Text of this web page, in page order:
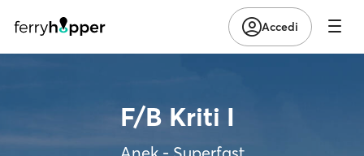
Accedi
F/B Kriti I
Anek - Superfast